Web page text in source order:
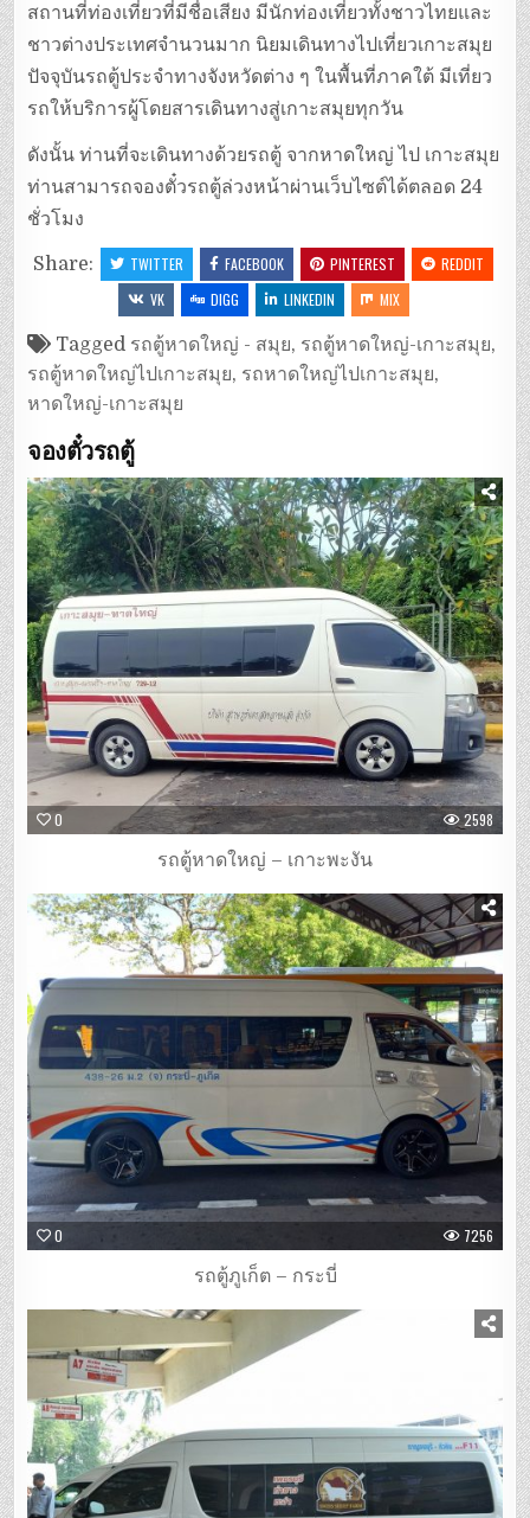
สถานที่ท่องเที่ยวที่มีชื่อเสียง มีนักท่องเที่ยวทั้งชาวไทยและ
ชาวต่างประเทศจำนวนมาก นิยมเดินทางไปเที่ยวเกาะสมุย
ปัจจุบันรถตู้ประจำทางจังหวัดต่าง ๆ ในพื้นที่ภาคใต้ มีเที่ยว
รถให้บริการผู้โดยสารเดินทางสู่เกาะสมุยทุกวัน
ดังนั้น ท่านที่จะเดินทางด้วยรถตู้ จากหาดใหญ่ ไป เกาะสมุย
ท่านสามารถจองตั๋วรถตู้ล่วงหน้าผ่านเว็บไซต์ได้ตลอด 24
ชั่วโมง
Share: TWITTER FACEBOOK PINTEREST
REDDIT
VK
DIGG LINKEDIN MIX
Tagged รถตู้หาดใหญ่ - สมุย, รถตู้หาดใหญ่-เกาะสมุย,
รถตู้หาดใหญ่ไปเกาะสมุย, รถหาดใหญ่ไปเกาะสมุย,
หาดใหญ่-เกาะสมุย
จองตั๋วรถตู้
0 2598
รถตู้หาดใหญ่ – เกาะพะงัน
0 7256
รถตู้ภูเก็ต – กระบี่